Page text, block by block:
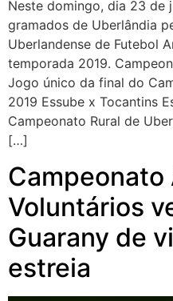
Neste domingo, dia 23 de
gramados de Uberlândia
Uberlandense de Futebol
temporada 2019.
Jogo único da final do
2019 Essube x Tocantins
Campeonato Rural de
[…]
Campeonato
Voluntários
Guarany de
estreia